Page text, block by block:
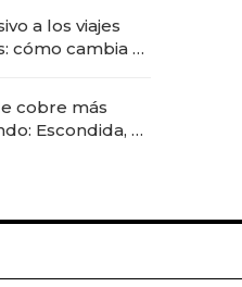
a los viajes
cómo cambia el
cobre más
Escondida, el